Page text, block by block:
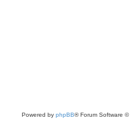
Powered by phpBB® Forum Software ©